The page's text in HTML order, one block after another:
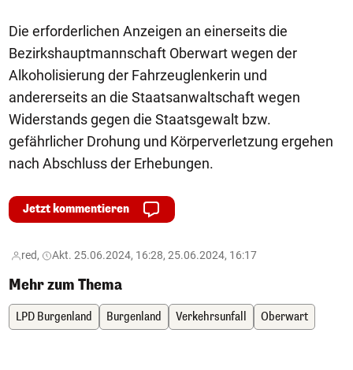
Die erforderlichen Anzeigen an einerseits die
Bezirkshauptmannschaft Oberwart wegen der
Alkoholisierung der Fahrzeuglenkerin und
andererseits an die Staatsanwaltschaft wegen
Widerstands gegen die Staatsgewalt bzw.
gefährlicher Drohung und Körperverletzung ergehen
nach Abschluss der Erhebungen.
Jetzt kommentieren
red, Akt. 25.06.2024, 16:28, 25.06.2024, 16:17
Mehr zum Thema
LPD Burgenland Burgenland Verkehrsunfall Oberwart